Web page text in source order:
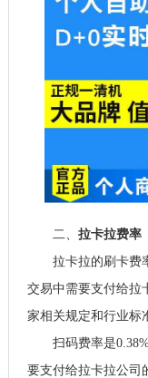
二、 拉卡拉费率
拉卡拉的刷卡费率
交易中需要支付给拉
家相关规定和行业标
扫码费率是0.38%
要支付给拉卡拉公司